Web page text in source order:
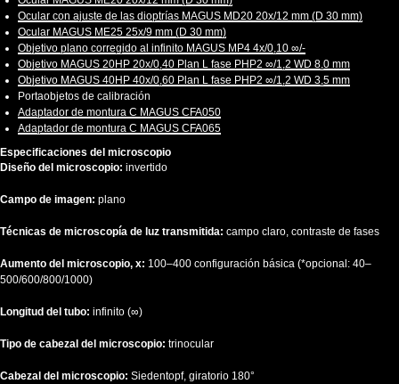
Ocular con ajuste de las dioptrías MAGUS MD20 20х/12 mm (D 30 mm)
Ocular MAGUS ME25 25х/9 mm (D 30 mm)
Objetivo plano corregido al infinito MAGUS MP4 4х/0,10 ∞/-
Objetivo MAGUS 20HP 20х/0,40 Plan L fase PHP2 ∞/1,2 WD 8,0 mm
Objetivo MAGUS 40HP 40х/0,60 Plan L fase PHP2 ∞/1,2 WD 3,5 mm
Portaobjetos de calibración
Adaptador de montura C MAGUS CFA050
Adaptador de montura C MAGUS CFA065
Especificaciones del microscopio
Diseño del microscopio: invertido
Campo de imagen: plano
Técnicas de microscopía de luz transmitida: campo claro, contraste de fases
Aumento del microscopio, x: 100–400 configuración básica (*opcional: 40–
500/600/800/1000)
Longitud del tubo: infinito (∞)
Tipo de cabezal del microscopio: trinocular
Cabezal del microscopio: Siedentopf, giratorio 180°